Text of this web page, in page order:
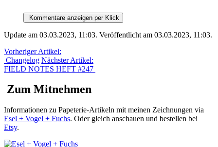
Kommentare anzeigen per Klick
Update am 03.03.2023, 11:03. Veröffentlicht am 03.03.2023, 11:03.
Vorheriger Artikel:
Changelog Nächster Artikel:
FIELD NOTES HEFT #247
Zum Mitnehmen
Informationen zu Papeterie-Artikeln mit meinen Zeichnungen via
Esel + Vogel + Fuchs. Oder gleich anschauen und bestellen bei
Etsy.